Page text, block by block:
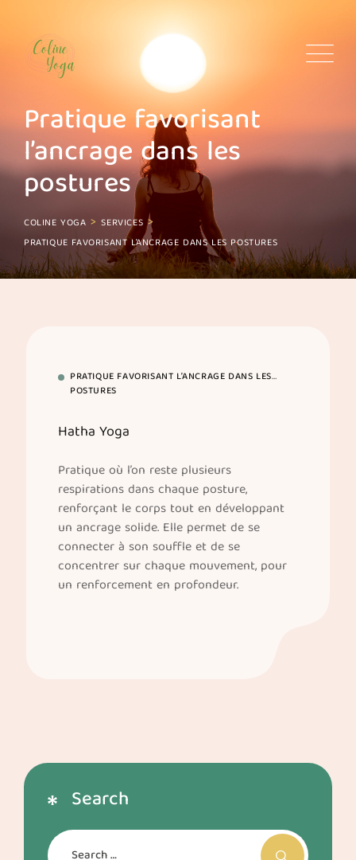
content
Pratique favorisant
l’ancrage dans les
postures
COLINE YOGA >SERVICES>
PRATIQUE FAVORISANT L’ANCRAGE DANS LES POSTURES
PRATIQUE FAVORISANT L’ANCRAGE DANS LES
POSTURES
Hatha Yoga
Pratique où l’on reste plusieurs
respirations dans chaque posture,
renforçant le corps tout en développant
un ancrage solide. Elle permet de se
connecter à son souffle et de se
concentrer sur chaque mouvement, pour
un renforcement en profondeur.
Search